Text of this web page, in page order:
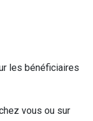
les bénéficiaires
vous ou sur